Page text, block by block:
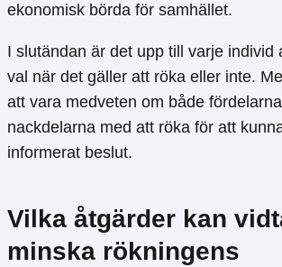
ekonomisk börda för samhället.
I slutändan är det upp till varje individ
val när det gäller att röka eller inte.
att vara medveten om både
nackdelarna med att röka för att
informerat beslut.
Vilka åtgärder kan
minska rökningens